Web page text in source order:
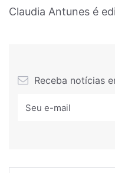
Claudia Antunes é
Receba notícias